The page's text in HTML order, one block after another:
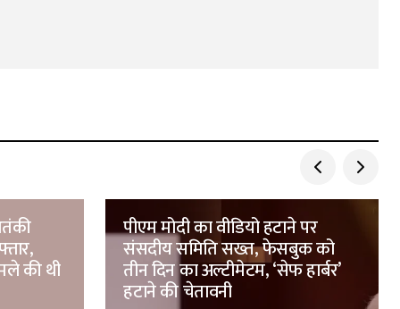
की थी
पीएम मोदी का वीडियो हटाने पर
संसदीय समिति सख्त, फेसबुक को
तीन दिन का अल्टीमेटम, ‘सेफ हार्बर’
हटाने की चेतावनी